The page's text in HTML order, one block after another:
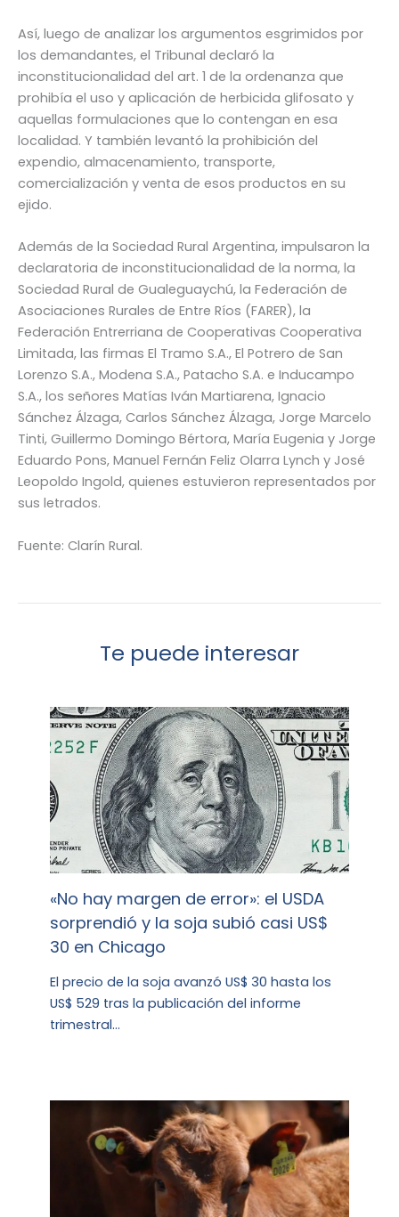
Así, luego de analizar los argumentos esgrimidos por
los demandantes, el Tribunal declaró la
inconstitucionalidad del art. 1 de la ordenanza que
prohibía el uso y aplicación de herbicida glifosato y
aquellas formulaciones que lo contengan en esa
localidad. Y también levantó la prohibición del
expendio, almacenamiento, transporte,
comercialización y venta de esos productos en su
ejido.
Además de la Sociedad Rural Argentina, impulsaron la
declaratoria de inconstitucionalidad de la norma, la
Sociedad Rural de Gualeguaychú, la Federación de
Asociaciones Rurales de Entre Ríos (FARER), la
Federación Entrerriana de Cooperativas Cooperativa
Limitada, las firmas El Tramo S.A., El Potrero de San
Lorenzo S.A., Modena S.A., Patacho S.A. e Inducampo
S.A., los señores Matías Iván Martiarena, Ignacio
Sánchez Álzaga, Carlos Sánchez Álzaga, Jorge Marcelo
Tinti, Guillermo Domingo Bértora, María Eugenia y Jorge
Eduardo Pons, Manuel Fernán Feliz Olarra Lynch y José
Leopoldo Ingold, quienes estuvieron representados por
sus letrados.
Fuente: Clarín Rural.
Te puede interesar
«No hay margen de error»: el USDA
sorprendió y la soja subió casi US$
30 en Chicago
El precio de la soja avanzó US$ 30 hasta los
US$ 529 tras la publicación del informe
trimestral…